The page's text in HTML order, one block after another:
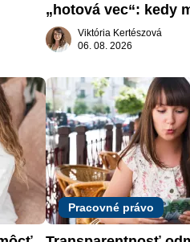
„hotová vec“: kedy
žiadať dar späť
Viktória Kertészová
06. 08. 2026
Pracovné právo